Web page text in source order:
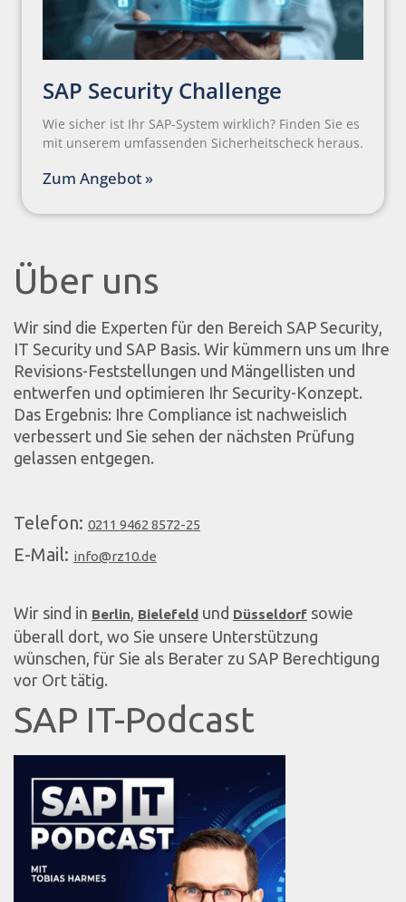
SAP Security Challenge
Wie sicher ist Ihr SAP-System wirklich? Finden Sie es
mit unserem umfassenden Sicherheitscheck heraus.
Zum Angebot »
Über uns
Wir sind die Experten für den Bereich SAP Security,
IT Security und SAP Basis. Wir kümmern uns um Ihre
Revisions-Feststellungen und Mängellisten und
entwerfen und optimieren Ihr Security-Konzept.
Das Ergebnis: Ihre Compliance ist nachweislich
verbessert und Sie sehen der nächsten Prüfung
gelassen entgegen.
Telefon: 0211 9462 8572-25
E-Mail: info@rz10.de
Wir sind in Berlin, Bielefeld und Düsseldorf sowie
überall dort, wo Sie unsere Unterstützung
wünschen, für Sie als Berater zu SAP Berechtigung
vor Ort tätig.
SAP IT-Podcast